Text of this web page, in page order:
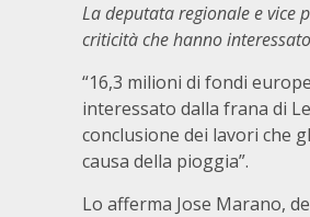
La deputata regionale e vice
criticità che hanno
“16,3 milioni di fondi
interessato dalla frana di
conclusione dei lavori che
causa della pioggia”.
Lo afferma Jose Marano,